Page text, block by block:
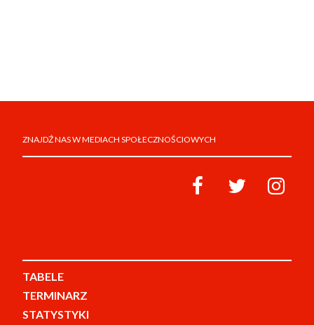
ZNAJDŹ NAS W MEDIACH SPOŁECZNOŚCIOWYCH
TABELE
TERMINARZ
STATYSTYKI